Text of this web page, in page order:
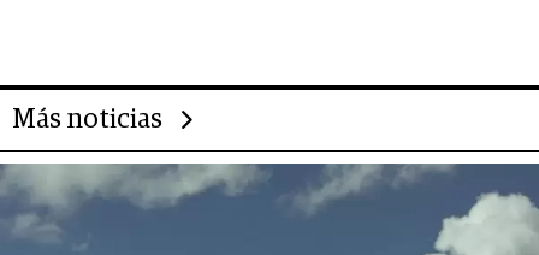
Más noticias